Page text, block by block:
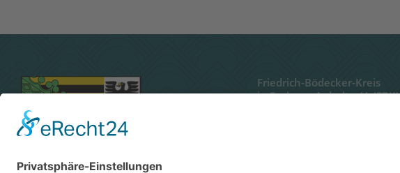
Friedrich-Bödecker-Kreis
in Sachsen-Anhalt e.V. (FBK)